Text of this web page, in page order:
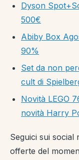
Dyson
500€
Abiby Box
90%
Set da non
cult di
Novità LEGO
novità Harry
Seguici sui
offerte del